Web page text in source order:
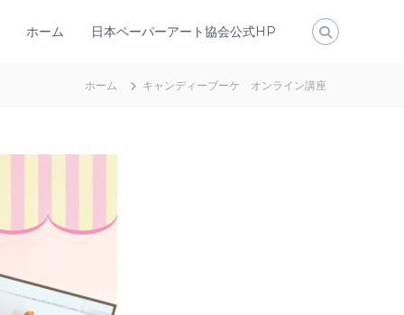
ホーム 日本ペーパーアート協会公式HP
ホーム キャンディーブーケ オンライン講座